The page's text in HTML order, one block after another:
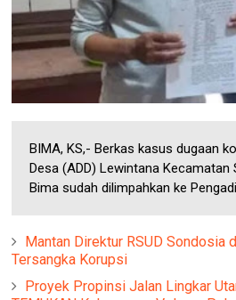
BIMA, KS,- Berkas kasus dugaan
Desa (ADD) Lewintana
Bima sudah dilimpahkan ke
Mantan Direktur RSUD Sondosia
Tersangka Korupsi
Proyek Propinsi Jalan Lingkar